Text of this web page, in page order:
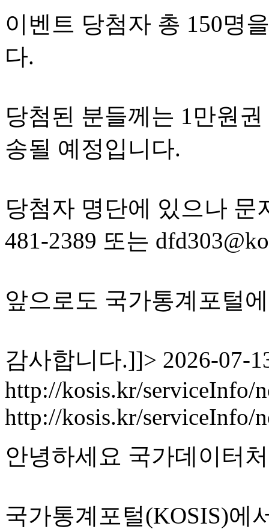
이벤트 당첨자 총 150명
다.
당첨된 분들께는 1만원
송될 예정입니다.
당첨자 명단에 있으나 문
481-2389 또는
앞으로도 국가통계포털
감사합니다.]]> 2026-07-
http://kosis.kr/serviceInfo/
http://kosis.kr/serviceInfo/
안녕하세요 국가데이터
국가통계포털(KOSIS)에